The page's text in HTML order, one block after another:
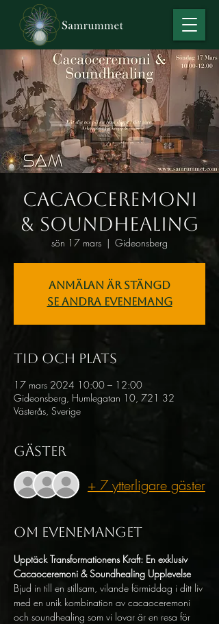
Cacaoceremoni
& Soundhealing
sön 17 mars
  |
Gideonsberg
Anmälan är stängd
Se andra evenemang
Tid och plats
17 mars 2024 10:00 – 12:00
Gideonsberg, Humlegatan 10, 721 32
Västerås, Sverige
Gäster
+ 7 ytterligare gäster
Om evenemanget
Upptäck Transformationens Kraft: En exklusiv
Cacaoceremoni & Soundhealing Upplevelse
Bjud in till en stillsam, vilande förmiddag i ditt liv
med en unik kombination av cacaoceremoni
och soundhealing som vi lovar är en resa för